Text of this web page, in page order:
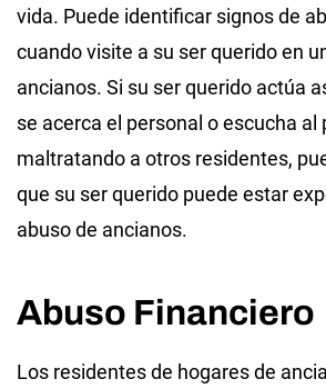
vida. Puede identificar signos de
cuando visite a su ser querido en
ancianos. Si su ser querido actúa
se acerca el personal o escucha al
maltratando a otros residentes,
que su ser querido puede estar
abuso de ancianos.
Abuso Financiero
Los residentes de hogares de